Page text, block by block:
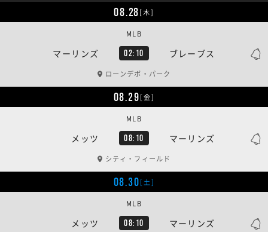
08.28[木]
マーリンズ 02:10 ブレーブス
MLB
ローンデポ・パーク
08.29[金]
メッツ 08:10 マーリンズ
MLB
シティ・フィールド
08.30[土]
メッツ 08:10 マーリンズ
MLB